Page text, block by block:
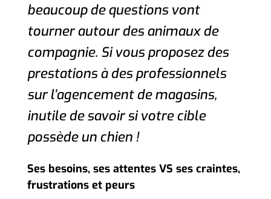
beaucoup de questions vont
tourner autour des animaux de
compagnie. Si vous proposez des
prestations à des professionnels
sur l’agencement de magasins,
inutile de savoir si votre cible
possède un chien !
Ses besoins, ses attentes VS ses craintes,
frustrations et peurs